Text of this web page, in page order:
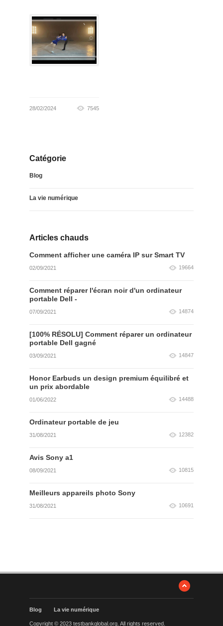
28/02/2024 7545
Catégorie
Blog
La vie numérique
Articles chauds
Comment afficher une caméra IP sur Smart TV
02/09/2021 19664
Comment réparer l'écran noir d'un ordinateur
portable Dell -
07/09/2021 14874
[100% RÉSOLU] Comment réparer un ordinateur
portable Dell gagné
03/09/2021 14847
Honor Earbuds un design premium équilibré et
un prix abordable
01/06/2022 14488
Ordinateur portable de jeu
31/08/2021 12382
Avis Sony a1
08/09/2021 10815
Meilleurs appareils photo Sony
31/08/2021 10691
Blog La vie numérique
Copyright © 2023 testbankglobal.org. All rights reserved.